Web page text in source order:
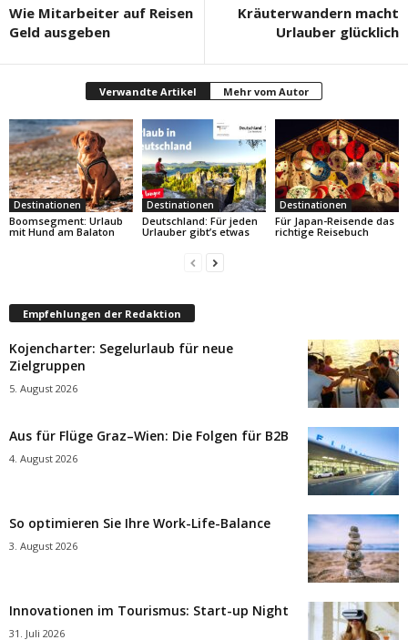
Wie Mitarbeiter auf Reisen
Geld ausgeben
Kräuterwandern macht
Urlauber glücklich
Verwandte Artikel Mehr vom Autor
Destinationen
Boomsegment: Urlaub
mit Hund am Balaton
Destinationen
Deutschland: Für jeden
Urlauber gibt’s etwas
Destinationen
Für Japan-Reisende das
richtige Reisebuch
Empfehlungen der Redaktion
Kojencharter: Segelurlaub für neue
Zielgruppen
5. August 2026
Aus für Flüge Graz–Wien: Die Folgen für B2B
4. August 2026
So optimieren Sie Ihre Work-Life-Balance
3. August 2026
Innovationen im Tourismus: Start-up Night
31. Juli 2026